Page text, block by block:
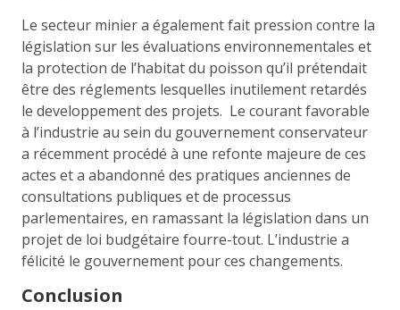
Le secteur minier a également fait pression contre la
législation sur les évaluations environnementales et
la protection de l’habitat du poisson qu’il prétendait
être des réglements lesquelles inutilement retardés
le developpement des projets. Le courant favorable
à l’industrie au sein du gouvernement conservateur
a récemment procédé à une refonte majeure de ces
actes et a abandonné des pratiques anciennes de
consultations publiques et de processus
parlementaires, en ramassant la législation dans un
projet de loi budgétaire fourre-tout. L’industrie a
félicité le gouvernement pour ces changements.
Conclusion